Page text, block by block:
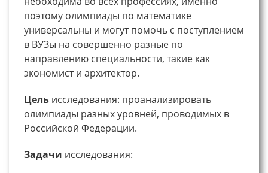
поэтому олимпиады по математике
универсальны и могут помочь с поступлением
в ВУЗы на совершенно разные по
направлению специальности, такие как
экономист и архитектор.
Цель исследования: проанализировать
олимпиады разных уровней, проводимых в
Российской Федерации.
Задачи исследования: